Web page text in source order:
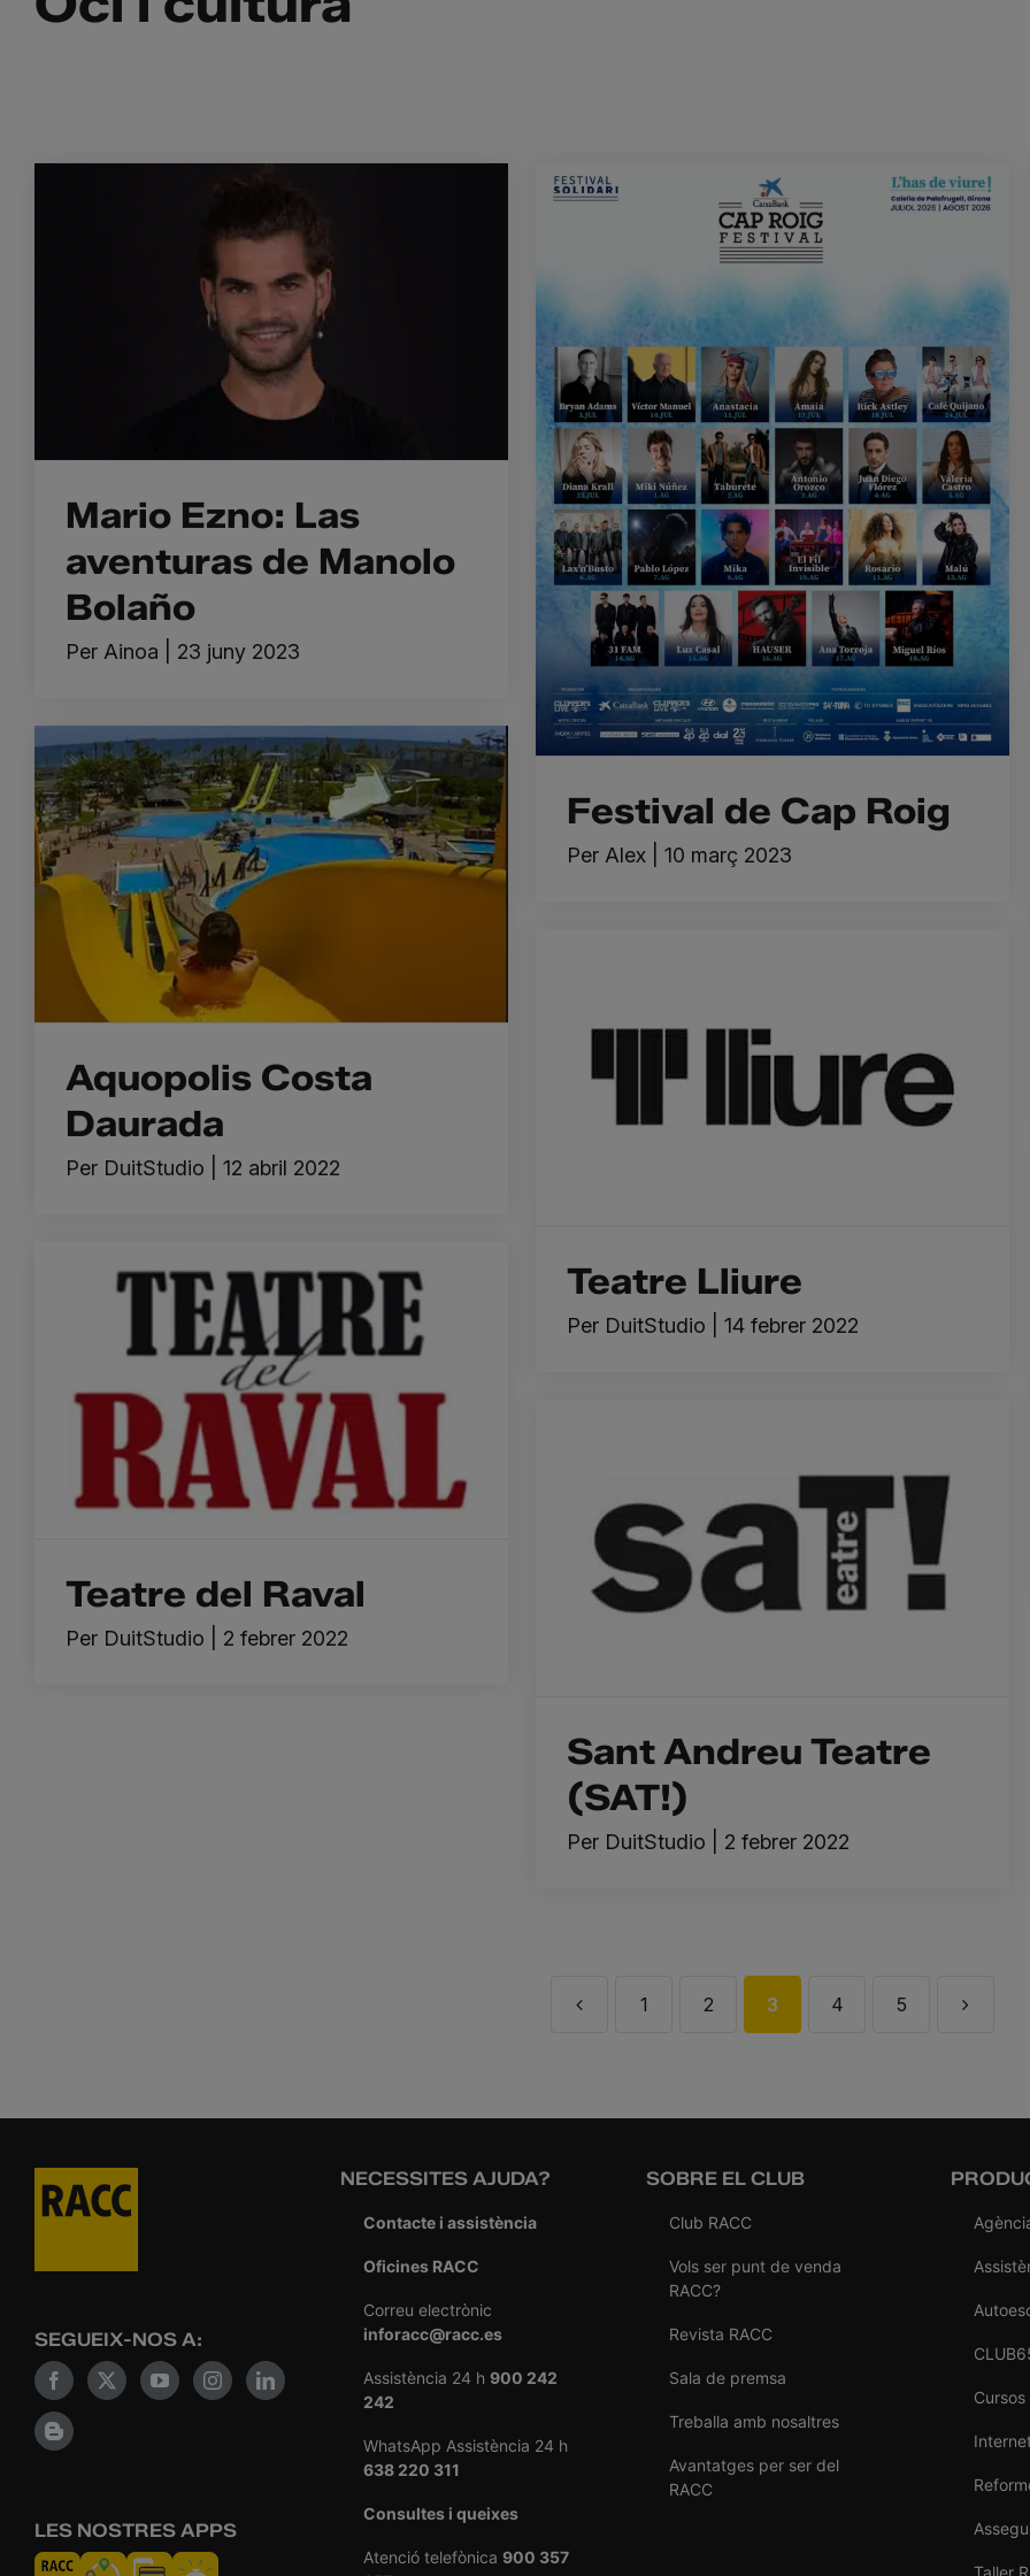
Mario Ezno: Las
aventuras de Manolo
Bolaño
Per Ainoa 23 juny 2023
Festival de Cap Roig
Per Alex 10 març 2023
Aquopolis Costa
Daurada
Per DuitStudio 12 abril 2022
Teatre Lliure
Per DuitStudio 14 febrer 2022
Teatre del Raval
Per DuitStudio 2 febrer 2022
Sant Andreu Teatre
(SAT!)
Per DuitStudio 2 febrer 2022
1 2 3 4 5
SEGUEIX-NOS A:
LES NOSTRES APPS
NECESSITES AJUDA?
Contacte i assistència
Oficines RACC
Correu electrònic
inforacc@racc.es
Assistència 24 h 900 242
242
WhatsApp Assistència 24 h
638 220 311
Consultes i queixes
Atenció telefònica 900 357
SOBRE EL CLUB
Club RACC
Vols ser punt de venda
RACC?
Revista RACC
Sala de premsa
Treballa amb nosaltres
Avantatges per ser del
RACC